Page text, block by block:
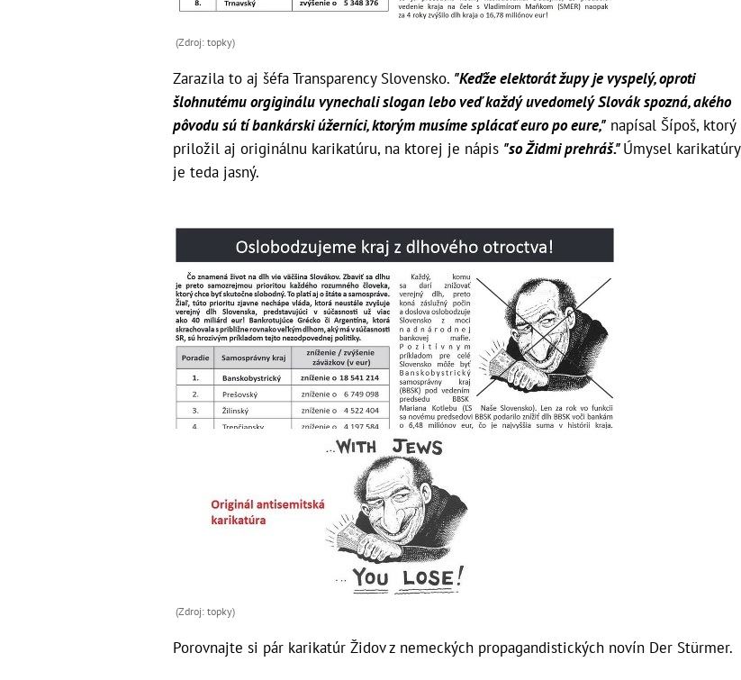
(Zdroj: topky)
Zarazila to aj šéfa Transparency Slovensko. "Keďže elektorát župy je vyspelý, oproti
šlohnutému orgiginálu vynechali slogan lebo veď každý uvedomelý Slovák spozná, akého
pôvodu sú tí bankárski úžerníci, ktorým musíme splácať euro po eure," napísal Šípoš, ktorý
priložil aj originálnu karikatúru, na ktorej je nápis "so Židmi prehráš."Úmysel karikatúry
je teda jasný.
(Zdroj: topky)
Porovnajte si pár karikatúr Židov z nemeckých propagandistických novín Der Stürmer.